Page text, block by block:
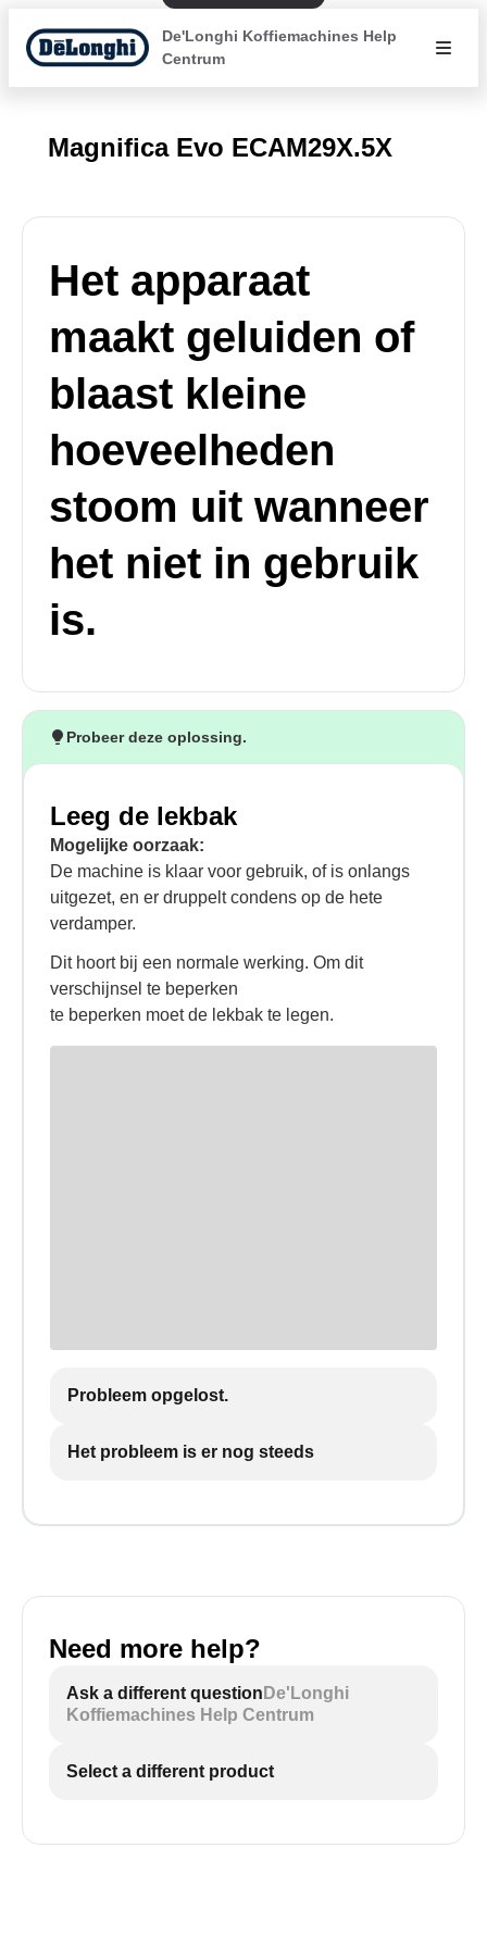
De'Longhi Koffiemachines Help
Centrum
Magnifica Evo ECAM29X.5X
Het apparaat
maakt geluiden of
blaast kleine
hoeveelheden
stoom uit wanneer
het niet in gebruik
is.
Probeer deze oplossing.
Leeg de lekbak
Mogelijke oorzaak:
De machine is klaar voor gebruik, of is onlangs
uitgezet, en er druppelt condens op de hete
verdamper.
Dit hoort bij een normale werking. Om dit
verschijnsel te beperken
te beperken moet de lekbak te legen.
Probleem opgelost.
Het probleem is er nog steeds
Need more help?
Ask a different question De'Longhi
Koffiemachines Help Centrum
Select a different product